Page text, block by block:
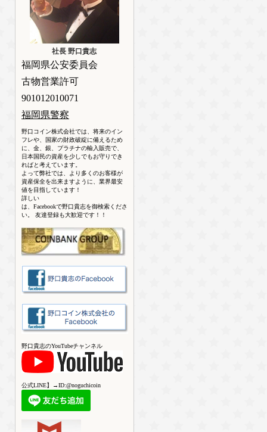
社長 野口貴志
福岡県公安委員会
古物営業許可
901012010071
福岡県警察
野口コイン株式会社では、将来のイン
フレや、国家の財政破綻に備えるため
に、金、銀、プラチナの輸入販売で、
日本国民の資産を少しでもお守りでき
ればと考えています。
よって弊社では、より多くのお客様が
資産保全を出来ますように、業界最安
値を目指しています！
詳しい
は、Facebookで野口貴志を御検索くださ
い。 友達登録も大歓迎です！！
野口貴志のYouTubeチャンネル
公式LINE】→ID:@noguchicoin